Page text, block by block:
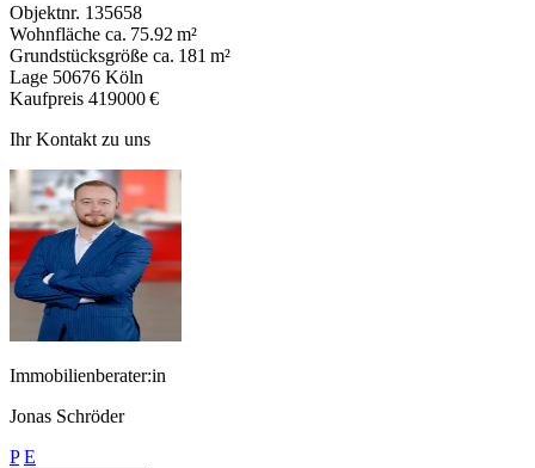
Objektnr. 135658
Wohnfläche ca. 75.92 m²
Grundstücksgröße ca. 181 m²
Lage 50676 Köln
Kaufpreis 419000 €
Ihr Kontakt zu uns
Immobilienberater:in
Jonas Schröder
P E